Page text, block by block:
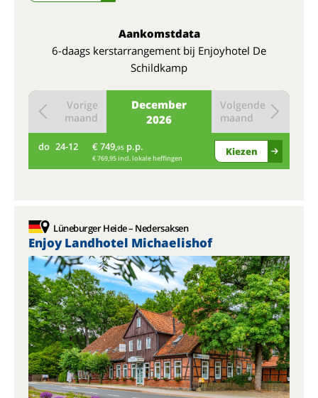
Aankomstdata
6-daags kerstarrangement bij Enjoyhotel De
Schildkamp
December
2026
Vorige
maand
Volgende
maand
do 24-12 € 749,95 p.p.
€ 769,95 incl. lokale heffingen
Kiezen
Lüneburger Heide – Nedersaksen
Enjoy Landhotel Michaelishof